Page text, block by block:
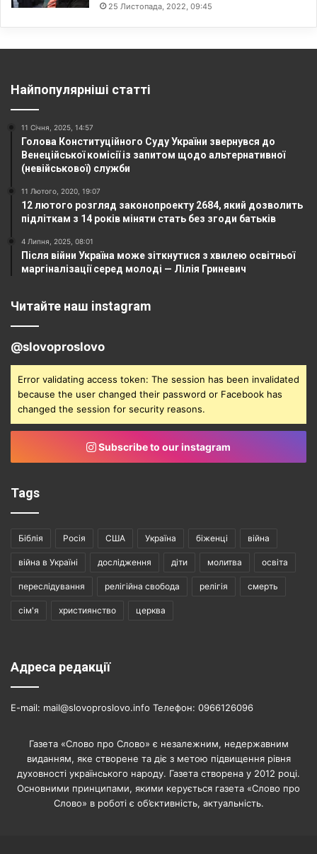
25 Листопада, 2022, 09:45
Найпопулярніші статті
11 Січня, 2025, 14:57
Голова Конституційного Суду України звернувся до
Венеційської комісії із запитом щодо альтернативної
(невійськової) служби
11 Лютого, 2020, 19:07
12 лютого розгляд законопроекту 2684, який дозволить
підліткам з 14 років міняти стать без згоди батьків
4 Липня, 2025, 08:01
Після війни Україна може зіткнутися з хвилею освітньої
маргіналізації серед молоді — Лілія Гриневич
Читайте наш instagram
@slovoproslovo
Error validating access token: The session has been invalidated
because the user changed their password or Facebook has
changed the session for security reasons.
Subscribe to our instagram
Tags
Біблія Росія США Україна біженці війна
війна в Україні дослідження діти молитва освіта
переслідування релігійна свобода релігія смерть
сім'я християнство церква
Адреса редакції
E-mail: mail@slovoproslovo.info Телефон: 0966126096
Газета «Слово про Слово» є незалежним, недержавним
виданням, яке створене та діє з метою підвищення рівня
духовності українського народу. Газета створена у 2012 році.
Основними принципами, якими керується газета «Слово про
Слово» в роботі є об’єктивність, актуальність.